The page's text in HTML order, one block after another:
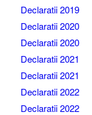
Declaratii 2019
Declaratii 2020
Declaratii 2020
Declaratii 2021
Declaratii 2021
Declaratii 2022
Declaratii 2022